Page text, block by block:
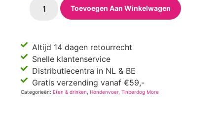
Toevoegen Aan Winkelwagen
Altijd 14 dagen retourrecht
Snelle klantenservice
Distributiecentra in NL & BE
Gratis verzending vanaf €59,-
Categorieën: Eten & drinken Hondenvoer,Tinberdog More